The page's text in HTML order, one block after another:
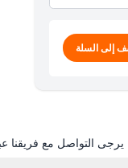
إلى السلة
التواصل مع فريقنا